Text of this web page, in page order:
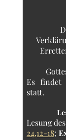
Es findet
statt.
Lesung
24,12-18;